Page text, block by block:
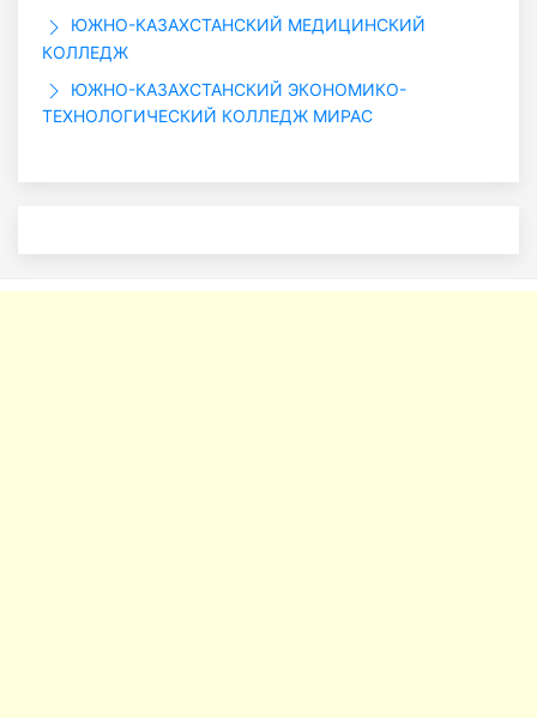
ЮЖНО-КАЗАХСТАНСКИЙ МЕДИЦИНСКИЙ
КОЛЛЕДЖ
ЮЖНО-КАЗАХСТАНСКИЙ ЭКОНОМИКО-
ТЕХНОЛОГИЧЕСКИЙ КОЛЛЕДЖ МИРАС